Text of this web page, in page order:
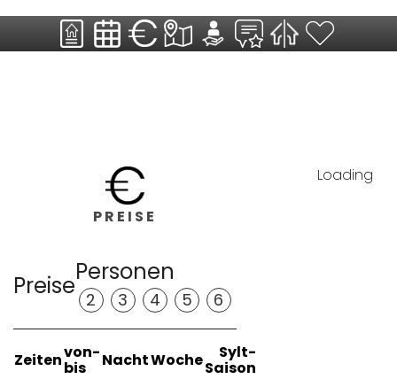
PREISE
PreisePersonen
2 3 4 5 6
Zeitenvon-
bis NachtWoche Sylt-
Saison
Loading